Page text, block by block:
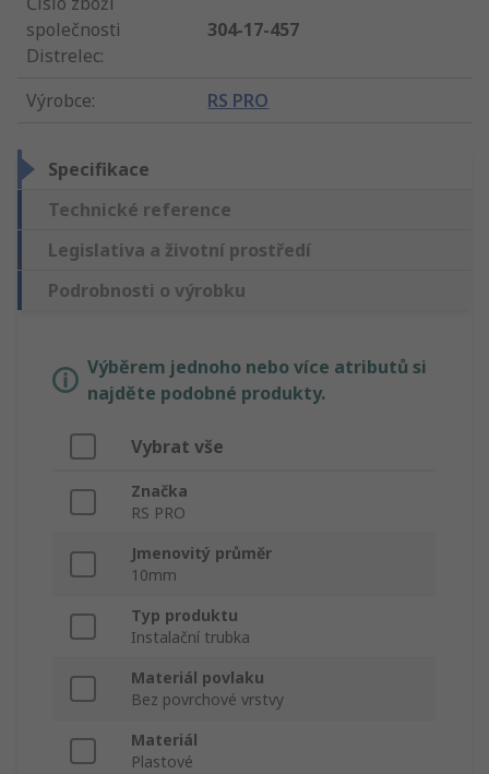
společnosti
Distrelec:
304-17-457
Výrobce: RS PRO
Specifikace
Technické reference
Legislativa a životní prostředí
Podrobnosti o výrobku
Výběrem jednoho nebo více atributů si
najděte podobné produkty.
Vybrat vše
Značka
RS PRO
Jmenovitý průměr
10mm
Typ produktu
Instalační trubka
Materiál povlaku
Bez povrchové vrstvy
Materiál
Plastové